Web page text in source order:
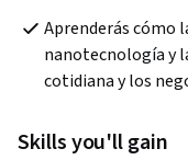
Aprenderás cómo
nanotecnología y
cotidiana y los
Skills you'll gain